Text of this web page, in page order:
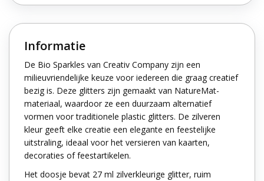
Informatie
De Bio Sparkles van Creativ Company zijn een
milieuvriendelijke keuze voor iedereen die graag creatief
bezig is. Deze glitters zijn gemaakt van NatureMat-
materiaal, waardoor ze een duurzaam alternatief
vormen voor traditionele plastic glitters. De zilveren
kleur geeft elke creatie een elegante en feestelijke
uitstraling, ideaal voor het versieren van kaarten,
decoraties of feestartikelen.
Het doosje bevat 27 ml zilverkleurige glitter, ruim